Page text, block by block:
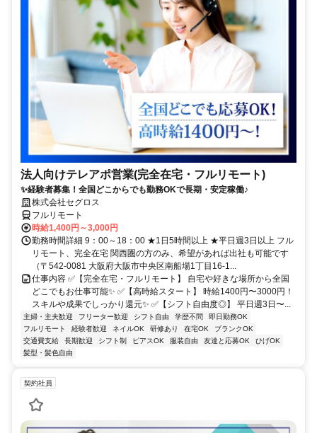
法人向けテレアポ営業(完全在宅・フルリモート)
✨経験者募集！全国どこからでも勤務OKで長期・安定稼働♪
株式会社セグロス
フルリモート
時給1,400円～3,000円
勤務時間詳細 9：00～18：00 ★1日5時間以上 ★平日週3日以上 フル
リモート、完全在宅 関西圏の方のみ、希望があれば出社も可能です
（〒542-0081 大阪府大阪市中央区南船場1丁目16-1...
仕事内容 ✅【完全在宅・フルリモート】 自宅や好きな場所から全国
どこでもお仕事可能✨ ✅【高時給スタート】 時給1400円〜3000円！
スキルや成果でしっかり還元✨ ✅【シフト自由度◎】 平日週3日〜...
主婦・主夫歓迎 フリーター歓迎 シフト自由 学歴不問
即日勤務OK
フルリモート
経験者歓迎 ネイルOK 研修あり 在宅OK
ブランクOK
交通費支給
長期歓迎 シフト制 ピアスOK 服装自由 友達と応募OK
ひげOK
髪型・髪色自由
契約社員